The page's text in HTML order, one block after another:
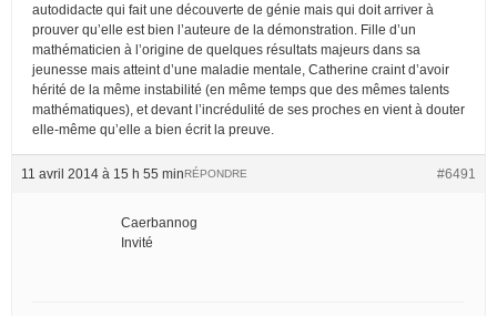
autodidacte qui fait une découverte de génie mais qui doit arriver à
prouver qu’elle est bien l’auteure de la démonstration. Fille d’un
mathématicien à l’origine de quelques résultats majeurs dans sa
jeunesse mais atteint d’une maladie mentale, Catherine craint d’avoir
hérité de la même instabilité (en même temps que des mêmes talents
mathématiques), et devant l’incrédulité de ses proches en vient à douter
elle-même qu’elle a bien écrit la preuve.
11 avril 2014 à 15 h 55 min #6491
RÉPONDRE
Caerbannog
Invité